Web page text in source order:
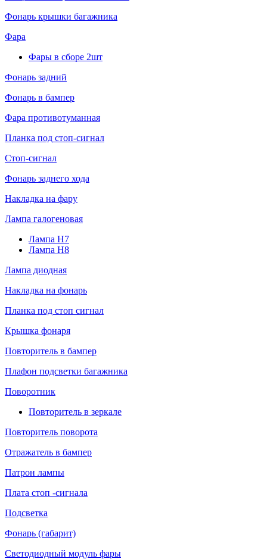
Фонарь крышки багажника
Фара
Фары в сборе 2шт
Фонарь задний
Фонарь в бампер
Фара противотуманная
Планка под стоп-сигнал
Стоп-сигнал
Фонарь заднего хода
Накладка на фару
Лампа галогеновая
Лампа H7
Лампа H8
Лампа диодная
Накладка на фонарь
Планка под стоп сигнал
Крышка фонаря
Повторитель в бампер
Плафон подсветки багажника
Поворотник
Повторитель в зеркале
Повторитель поворота
Отражатель в бампер
Патрон лампы
Плата стоп -сигнала
Подсветка
Фонарь (габарит)
Светодиодный модуль фары